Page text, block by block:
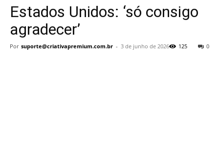
Estados Unidos: ‘só consigo
agradecer’
Por suporte@criativapremium.com.br - 3 de junho de 2026 0
125